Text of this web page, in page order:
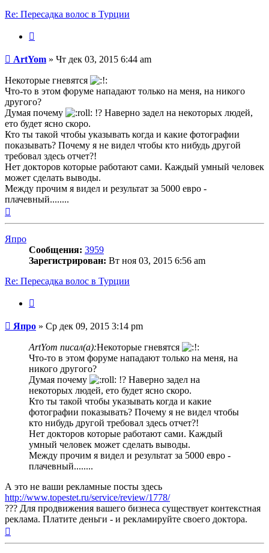
Re: Пересадка волос в Турции
Сообщение
ArtYom » Чт дек 03, 2015 6:44 am
Некоторые гневятся
Что-то в этом форуме нападают только на меня, на никого
другого?
Думая почему
!? Наверно задел на некоторых людей,
ето будет ясно скоро.
Кто ты такой чтобы указывать когда и какие фотографии
показывать? Почему я не видел чтобы кто нибудь другой
требовал здесь отчет?!
Нет докторов которые работают сами. Каждый умный человек
может сделать выводы.
Между прочим я видел и результат за 5000 евро -
плачевный........
Япро
Сообщения: 3959
Зарегистрирован: Вт ноя 03, 2015 6:56 am
Re: Пересадка волос в Турции
Сообщение
Япро » Ср дек 09, 2015 3:14 pm
ArtYom писал(а):Некоторые гневятся
Что-то в этом форуме нападают только на меня, на
никого другого?
Думая почему
!? Наверно задел на
некоторых людей, ето будет ясно скоро.
Кто ты такой чтобы указывать когда и какие
фотографии показывать? Почему я не видел чтобы
кто нибудь другой требовал здесь отчет?!
Нет докторов которые работают сами. Каждый
умный человек может сделать выводы.
Между прочим я видел и результат за 5000 евро -
плачевный........
А это не ваши рекламные посты здесь
http://www.topestet.ru/service/review/1778/
??? Для продвижения вашего бизнеса существует контекстная
реклама. Платите деньги - и рекламируйте своего доктора.